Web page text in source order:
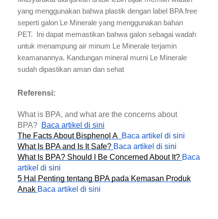
yang menggunakan bahwa plastik dengan label BPA free
seperti galon Le Minerale yang menggunakan bahan
PET. Ini dapat memastikan bahwa galon sebagai wadah
untuk menampung air minum Le Minerale terjamin
keamanannya. Kandungan mineral murni Le Minerale
sudah dipastikan aman dan sehat
Referensi:
What is BPA, and what are the concerns about
BPA? Baca artikel di sini
The Facts About Bisphenol A Baca artikel di sini
What Is BPA and Is It Safe? Baca artikel di sini
What Is BPA? Should I Be Concerned About It? Baca
artikel di sini
5 Hal Penting tentang BPA pada Kemasan Produk
Anak Baca artikel di sini